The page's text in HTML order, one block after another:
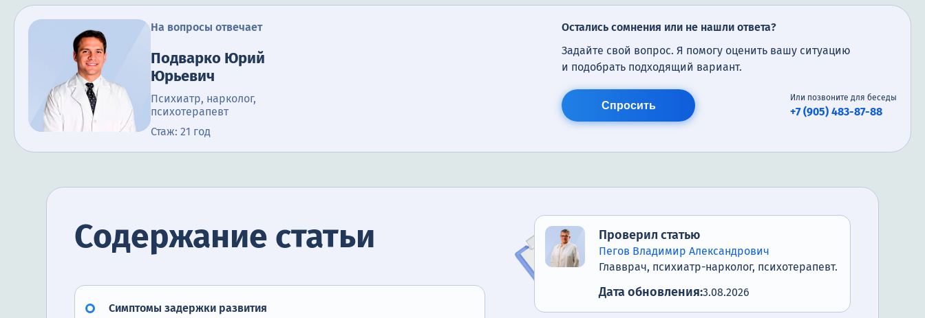
На вопросы отвечает
Подварко Юрий
Юрьевич
Психиатр, нарколог,
психотерапевт
Стаж: 21 год
Остались сомнения или не нашли ответа?
Задайте свой вопрос. Я помогу оценить вашу ситуацию
и подобрать подходящий вариант.
Спросить
Или позвоните для беседы
+7 (905) 483-87-88
Содержание статьи
Симптомы задержки развития
Проверил статью
Пегов Владимир Александрович
Главврач, психиатр-нарколог, психотерапевт.
Дата обновления:3.08.2026